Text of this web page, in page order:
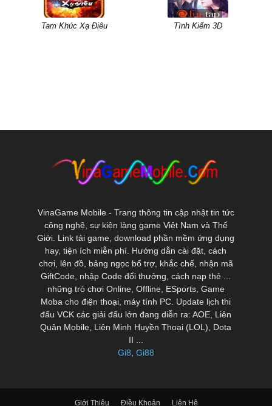
Tam Khúc Xạ Điêu Tình Kiếm 3D
VinaGame Mobile - Trang thông tin cập nhật tin tức
công nghệ, sự kiện làng game Việt Nam và Thế
Giới. Link tải game, download phần mềm ứng dụng
hay, tiện ích miễn phí. Hướng dẫn cài đặt, cách
chơi, lên đồ, bảng ngọc bổ trợ, khắc chế, nhận mã
GiftCode, nhập Code đổi thưởng, cách nạp thẻ ...
những trò chơi Online, Offline, ESports, Game
Moba cho điện thoại, máy tính PC. Update lịch thi
đấu VCK các giải đấu lớn đang diễn ra: AOE, Liên
Quân Mobile, Liên Minh Huyền Thoại (LOL), Dota
II ...
Gi8, Gi88
Giới Thiệu Điều Khoản Liên Hệ